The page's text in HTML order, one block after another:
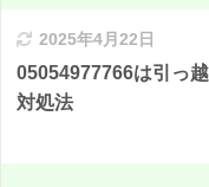
2025年4月22日
05054977766は引っ
対処法